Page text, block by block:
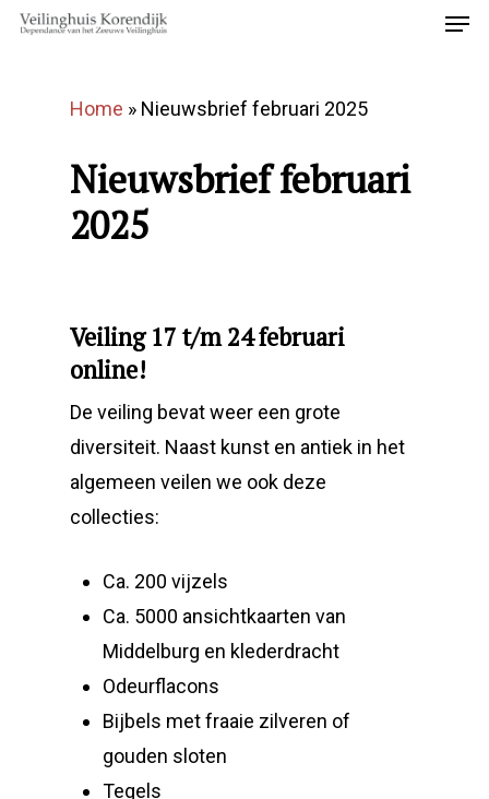
Home » Nieuwsbrief februari 2025
Nieuwsbrief februari
2025
Veiling 17 t/m 24 februari
online!
De veiling bevat weer een grote
diversiteit. Naast kunst en antiek in het
algemeen veilen we ook deze
collecties:
Ca. 200 vijzels
Ca. 5000 ansichtkaarten van
Middelburg en klederdracht
Odeurflacons
Bijbels met fraaie zilveren of
gouden sloten
Tegels